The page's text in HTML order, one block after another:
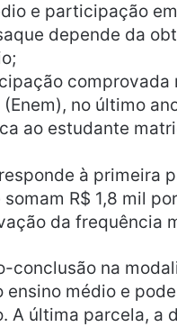
e participação
depende da
comprovada
no último
ao estudante
à primeira
R$ 1,8 mil
da frequência
conclusão na
médio e
A última parcela, a